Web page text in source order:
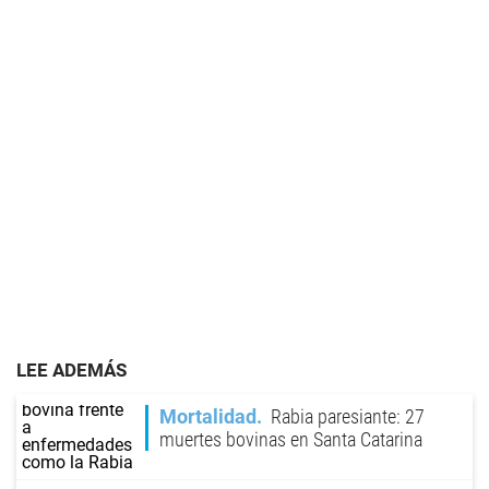
LEE ADEMÁS
Mortalidad
Rabia paresiante: 27
muertes bovinas en Santa Catarina